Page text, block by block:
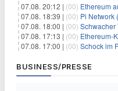
07.08. 20:12 | (00) Ethereum auf dem Weg
07.08. 18:39 | (00) Pi Network (PI)
07.08. 18:00 | (00) Schwacher Yen
07.08. 17:13 | (00) Ethereum-
07.08. 17:00 | (00) Schock im
BUSINESS/PRESSE